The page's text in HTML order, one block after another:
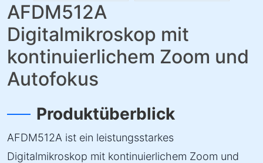
AFDM512A
Digitalmikroskop mit
kontinuierlichem Zoom und
Autofokus
Produktüberblick
AFDM512A ist ein leistungsstarkes
Digitalmikroskop mit kontinuierlichem Zoom und